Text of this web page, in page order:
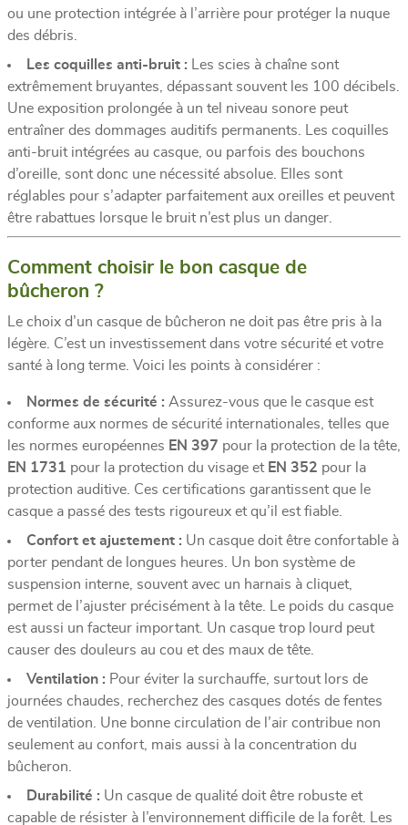
ou une protection intégrée à l’arrière pour protéger la nuque
des débris.
Les coquilles anti-bruit : Les scies à chaîne sont
extrêmement bruyantes, dépassant souvent les 100 décibels.
Une exposition prolongée à un tel niveau sonore peut
entraîner des dommages auditifs permanents. Les coquilles
anti-bruit intégrées au casque, ou parfois des bouchons
d’oreille, sont donc une nécessité absolue. Elles sont
réglables pour s’adapter parfaitement aux oreilles et peuvent
être rabattues lorsque le bruit n’est plus un danger.
Comment choisir le bon casque de
bûcheron ?
Le choix d’un casque de bûcheron ne doit pas être pris à la
légère. C’est un investissement dans votre sécurité et votre
santé à long terme. Voici les points à considérer :
Normes de sécurité : Assurez-vous que le casque est
conforme aux normes de sécurité internationales, telles que
les normes européennes EN 397 pour la protection de la tête,
EN 1731 pour la protection du visage et EN 352 pour la
protection auditive. Ces certifications garantissent que le
casque a passé des tests rigoureux et qu’il est fiable.
Confort et ajustement : Un casque doit être confortable à
porter pendant de longues heures. Un bon système de
suspension interne, souvent avec un harnais à cliquet,
permet de l’ajuster précisément à la tête. Le poids du casque
est aussi un facteur important. Un casque trop lourd peut
causer des douleurs au cou et des maux de tête.
Ventilation : Pour éviter la surchauffe, surtout lors de
journées chaudes, recherchez des casques dotés de fentes
de ventilation. Une bonne circulation de l’air contribue non
seulement au confort, mais aussi à la concentration du
bûcheron.
Durabilité : Un casque de qualité doit être robuste et
capable de résister à l’environnement difficile de la forêt. Les